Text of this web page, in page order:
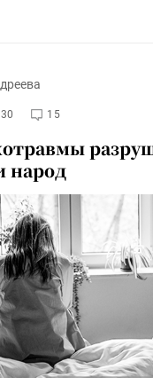
15
народ